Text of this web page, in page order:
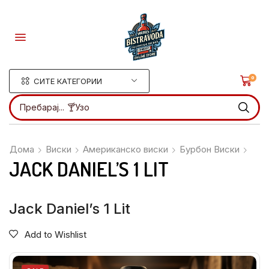
СИТЕ КАТЕГОРИИ
Пребарај... 🍸Ликери
0
Дома Виски Американско виски Бурбон Виски
JACK DANIEL’S 1 LIT
Jack Daniel’s 1 Lit
Add to Wishlist